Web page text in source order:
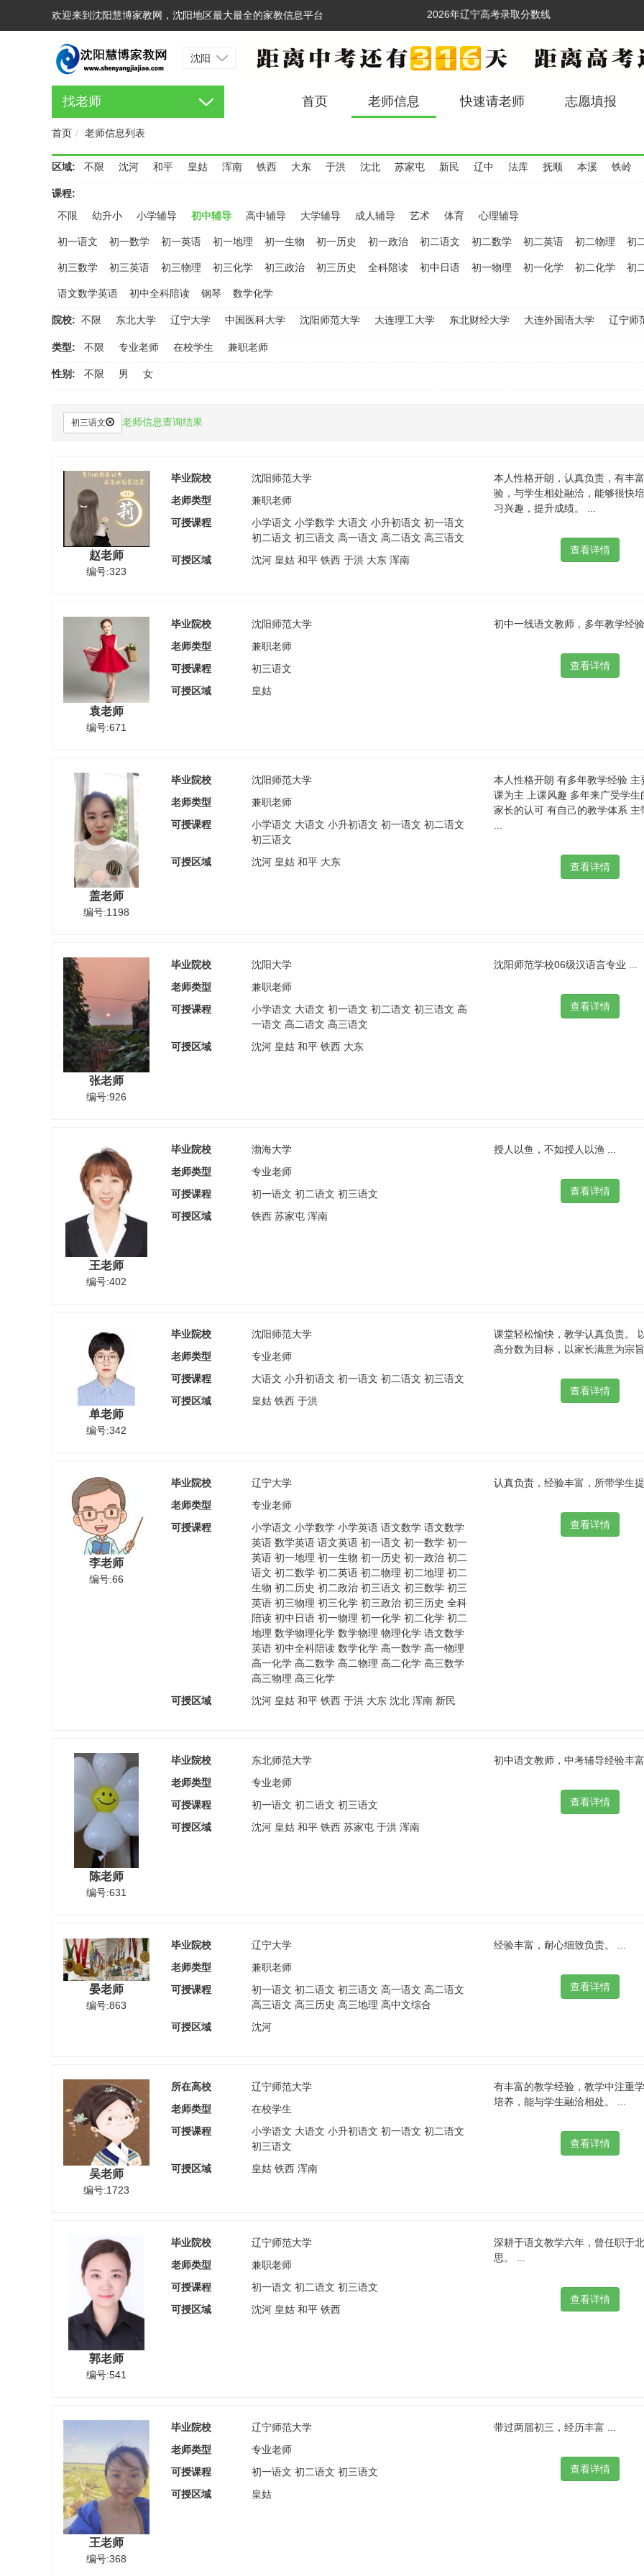
欢迎来到沈阳慧博家教网，沈阳地区最大最全的家教信息平台
2026辽宁高考【文科】一分一段表
沈阳
首页 老师信息 快速请老师 志愿填报
找老师
首页 老师信息列表
区域: 不限 沈河 和平 皇姑 浑南 铁西 大东 于洪 沈北 苏家屯 新民 辽中 法库 抚顺 本溪 铁岭
课程:
不限
幼升小 小学辅导 初中辅导 高中辅导 大学辅导 成人辅导 艺术 体育 心理辅导
初一语文 初一数学 初一英语 初一地理 初一生物 初一历史 初一政治 初二语文 初二数学 初二英语 初二物理 初
初三数学 初三英语 初三物理 初三化学 初三政治 初三历史 全科陪读 初中日语 初一物理 初一化学 初二化学 初
语文数学英语 初中全科陪读 钢琴 数学化学
院校: 不限 东北大学 辽宁大学 中国医科大学 沈阳师范大学 大连理工大学 东北财经大学 大连外国语大学 辽宁师
类型: 不限 专业老师 在校学生 兼职老师
性别: 不限 男 女
初三语文 老师信息查询结果
赵老师
编号:323
毕业院校
沈阳师范大学
老师类型
兼职老师
可授课程
小学语文 小学数学 大语文 小升初语文 初一语文
初二语文 初三语文 高一语文 高二语文 高三语文
可授区域
沈河 皇姑 和平 铁西 于洪 大东 浑南
本人性格开朗，认真负责，有丰
验，与学生相处融洽，能够很快
习兴趣，提升成绩。 ...
袁老师
编号:671
毕业院校
沈阳师范大学
老师类型
兼职老师
可授课程
初三语文
可授区域
皇姑
初中一线语文教师，多年教学经
盖老师
编号:1198
毕业院校
沈阳师范大学
老师类型
兼职老师
可授课程
小学语文 大语文 小升初语文 初一语文 初二语文
初三语文
可授区域
沈河 皇姑 和平 大东
本人性格开朗 有多年教学经验 主
课为主 上课风趣 多年来广受学生
家长的认可 有自己的教学体系 主
张老师
编号:926
毕业院校
沈阳大学
老师类型
兼职老师
可授课程
小学语文 大语文 初一语文 初二语文 初三语文 高
一语文 高二语文 高三语文
可授区域
沈河 皇姑 和平 铁西 大东
沈阳师范学校06级汉语言专业 ...
王老师
编号:402
毕业院校
渤海大学
老师类型
专业老师
可授课程
初一语文 初二语文 初三语文
可授区域
铁西 苏家屯 浑南
授人以鱼，不如授人以渔 ...
单老师
编号:342
毕业院校
沈阳师范大学
老师类型
专业老师
可授课程
大语文 小升初语文 初一语文 初二语文 初三语文
可授区域
皇姑 铁西 于洪
课堂轻松愉快，教学认真负责。
高分数为目标，以家长满意为宗
李老师
编号:66
毕业院校
辽宁大学
老师类型
专业老师
可授课程
小学语文 小学数学 小学英语 语文数学 语文数学
英语 数学英语 语文英语 初一语文 初一数学 初一
英语 初一地理 初一生物 初一历史 初一政治 初二
语文 初二数学 初二英语 初二物理 初二地理 初二
生物 初二历史 初二政治 初三语文 初三数学 初三
英语 初三物理 初三化学 初三政治 初三历史 全科
陪读 初中日语 初一物理 初一化学 初二化学 初二
地理 数学物理化学 数学物理 物理化学 语文数学
英语 初中全科陪读 数学化学 高一数学 高一物理
高一化学 高二数学 高二物理 高二化学 高三数学
高三物理 高三化学
可授区域
沈河 皇姑 和平 铁西 于洪 大东 沈北 浑南 新民
认真负责，经验丰富，所带学生
陈老师
编号:631
毕业院校
东北师范大学
老师类型
专业老师
可授课程
初一语文 初二语文 初三语文
可授区域
沈河 皇姑 和平 铁西 苏家屯 于洪 浑南
初中语文教师，中考辅导经验丰
晏老师
编号:863
毕业院校
辽宁大学
老师类型
兼职老师
可授课程
初一语文 初二语文 初三语文 高一语文 高二语文
高三语文 高三历史 高三地理 高中文综合
可授区域
沈河
经验丰富，耐心细致负责。 ...
吴老师
编号:1723
所在高校
辽宁师范大学
老师类型
在校学生
可授课程
小学语文 大语文 小升初语文 初一语文 初二语文
初三语文
可授区域
皇姑 铁西 浑南
有丰富的教学经验，教学中注重
培养，能与学生融洽相处。 ...
郭老师
编号:541
毕业院校
辽宁师范大学
老师类型
兼职老师
可授课程
初一语文 初二语文 初三语文
可授区域
沈河 皇姑 和平 铁西
深耕于语文教学六年，曾任职于
思。 ...
王老师
编号:368
毕业院校
辽宁师范大学
老师类型
专业老师
可授课程
初一语文 初二语文 初三语文
可授区域
皇姑
带过两届初三，经历丰富 ...